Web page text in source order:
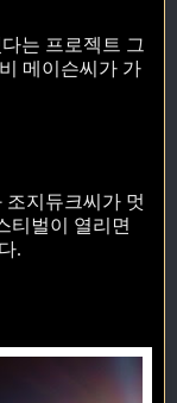
는 프로젝트 그
메이슨씨가 가
조지듀크씨가 멋
티벌이 열리면
.